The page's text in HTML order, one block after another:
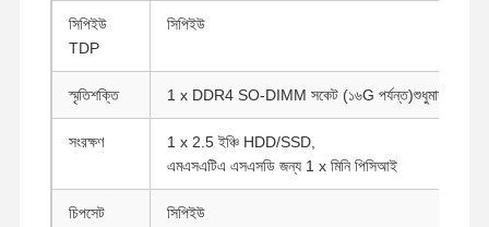
সিপিইউ
TDP
সিপিইউ
স্মৃতিশক্তি 1 x DDR4 SO-DIMM সকেট (১৬G পর্যন্ত)শুধুমাত্র
সংরক্ষণ
1 x 2.5 ইঞ্চি HDD/SSD,
এমএসএটিএ এসএসডি জন্য 1 x মিনি পিসিআই
চিপসেট সিপিইউ